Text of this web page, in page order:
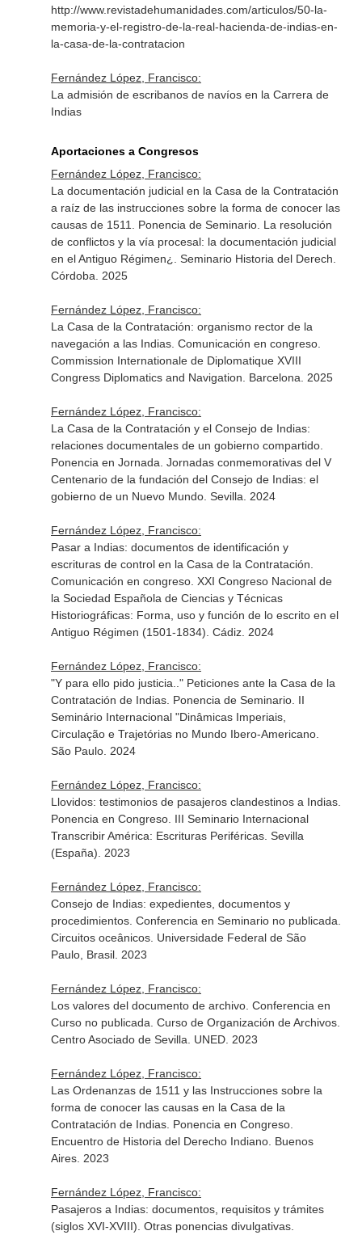
http://www.revistadehumanidades.com/articulos/50-la-
memoria-y-el-registro-de-la-real-hacienda-de-indias-en-
la-casa-de-la-contratacion
Fernández López, Francisco:
La admisión de escribanos de navíos en la Carrera de
Indias
Aportaciones a Congresos
Fernández López, Francisco:
La documentación judicial en la Casa de la Contratación
a raíz de las instrucciones sobre la forma de conocer las
causas de 1511. Ponencia de Seminario. La resolución
de conflictos y la vía procesal: la documentación judicial
en el Antiguo Régimen¿. Seminario Historia del Derech.
Córdoba. 2025
Fernández López, Francisco:
La Casa de la Contratación: organismo rector de la
navegación a las Indias. Comunicación en congreso.
Commission Internationale de Diplomatique XVIII
Congress Diplomatics and Navigation. Barcelona. 2025
Fernández López, Francisco:
La Casa de la Contratación y el Consejo de Indias:
relaciones documentales de un gobierno compartido.
Ponencia en Jornada. Jornadas conmemorativas del V
Centenario de la fundación del Consejo de Indias: el
gobierno de un Nuevo Mundo. Sevilla. 2024
Fernández López, Francisco:
Pasar a Indias: documentos de identificación y
escrituras de control en la Casa de la Contratación.
Comunicación en congreso. XXI Congreso Nacional de
la Sociedad Española de Ciencias y Técnicas
Historiográficas: Forma, uso y función de lo escrito en el
Antiguo Régimen (1501-1834). Cádiz. 2024
Fernández López, Francisco:
"Y para ello pido justicia.." Peticiones ante la Casa de la
Contratación de Indias. Ponencia de Seminario. II
Seminário Internacional "Dinâmicas Imperiais,
Circulação e Trajetórias no Mundo Ibero-Americano.
São Paulo. 2024
Fernández López, Francisco:
Llovidos: testimonios de pasajeros clandestinos a Indias.
Ponencia en Congreso. III Seminario Internacional
Transcribir América: Escrituras Periféricas. Sevilla
(España). 2023
Fernández López, Francisco:
Consejo de Indias: expedientes, documentos y
procedimientos. Conferencia en Seminario no publicada.
Circuitos oceânicos. Universidade Federal de São
Paulo, Brasil. 2023
Fernández López, Francisco:
Los valores del documento de archivo. Conferencia en
Curso no publicada. Curso de Organización de Archivos.
Centro Asociado de Sevilla. UNED. 2023
Fernández López, Francisco:
Las Ordenanzas de 1511 y las Instrucciones sobre la
forma de conocer las causas en la Casa de la
Contratación de Indias. Ponencia en Congreso.
Encuentro de Historia del Derecho Indiano. Buenos
Aires. 2023
Fernández López, Francisco:
Pasajeros a Indias: documentos, requisitos y trámites
(siglos XVI-XVIII). Otras ponencias divulgativas.